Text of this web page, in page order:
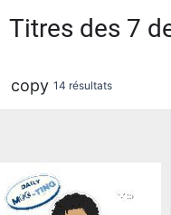
Titres des 7
copy 14 résultats